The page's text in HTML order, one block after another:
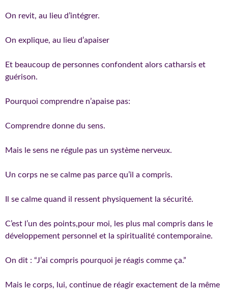
On revit, au lieu d’intégrer.
On explique, au lieu d’apaiser
Et beaucoup de personnes confondent alors catharsis et
guérison.
Pourquoi comprendre n’apaise pas:
Comprendre donne du sens.
Mais le sens ne régule pas un système nerveux.
Un corps ne se calme pas parce qu’il a compris.
Il se calme quand il ressent physiquement la sécurité.
C’est l’un des points,pour moi, les plus mal compris dans le
développement personnel et la spiritualité contemporaine.
On dit : “J’ai compris pourquoi je réagis comme ça.”
Mais le corps, lui, continue de réagir exactement de la même